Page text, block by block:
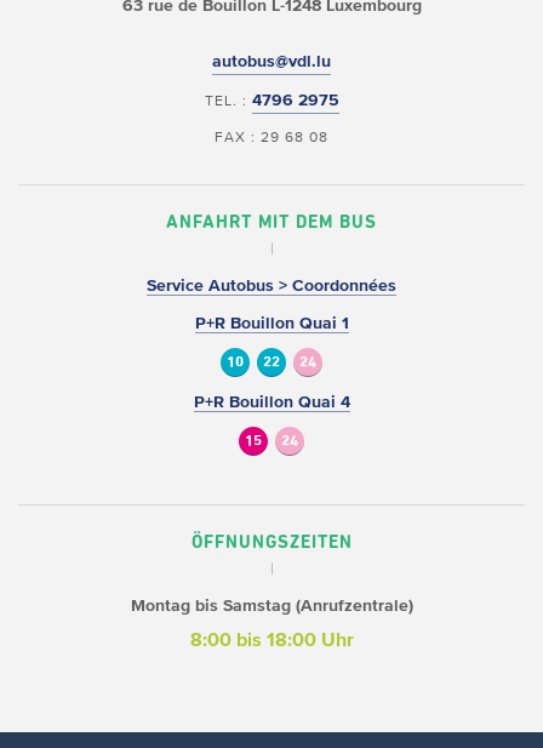
63 rue de BouillonL-1248 Luxembourg
autobus@vdl.lu
TEL. : 4796 2975
FAX : 29 68 08
ANFAHRT MIT DEM BUS
Service Autobus > Coordonnées
P+R Bouillon Quai 1
10 22 24
P+R Bouillon Quai 4
15 24
ÖFFNUNGSZEITEN
Montag bis Samstag (Anrufzentrale)
8:00 bis 18:00 Uhr